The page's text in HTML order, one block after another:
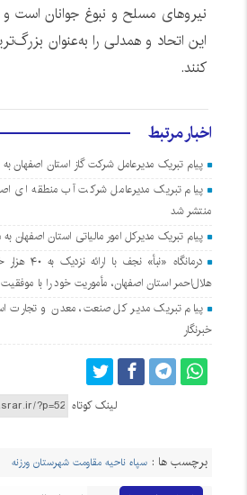
نیروهای مسلح و نبوغ جوانان است و
این اتحاد و همدلی را به‌عنوان
کنند.
اخبار مرتبط
پیام تبریک مدیرعامل شرکت گاز استان اصفهان به مناسبت ۱۷ مرداد
پیام تبریک مدیرعامل شرکت آب منطقه ای
منتشر شد
پیام تبریک مدیرکل امور مالیاتی استان اصفهان به
درمانگاه
هلال‌احمر استان اصفهان، مأموریت خود را با موفقیت
پیام تبریک مدیر کل صنعت، معدن و تجارت
خبرنگار
لینک کوتاه
برچسب ها : سپاه ناحیه مقاومت شهرستان ورزنه